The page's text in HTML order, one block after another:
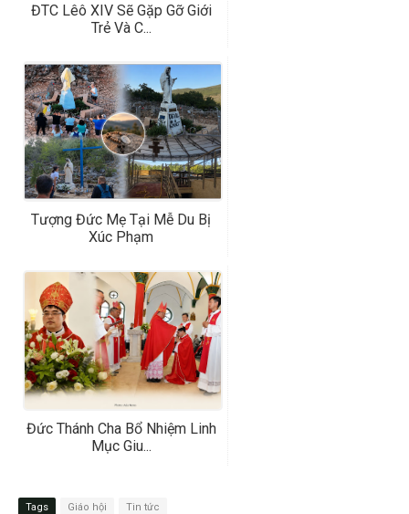
ĐTC Lêô XIV Sẽ Gặp Gỡ Giới
Trẻ Và C...
Tượng Đức Mẹ Tại Mễ Du Bị
Xúc Phạm
Đức Thánh Cha Bổ Nhiệm Linh
Mục Giu...
Tags Giáo hội Tin tức